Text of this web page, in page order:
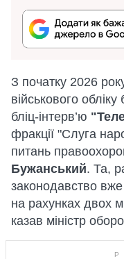
З початку 2026
військового
бліц-інтерв’ю
фракції "Слуга
питань
Бужанський. Та,
законодавство
на рахунках двох
казав міністр